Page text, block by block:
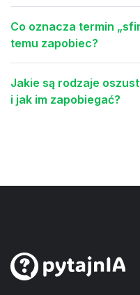
Co oznacza termin
temu zapobiec?
Jakie są rodzaje
i jak im zapobiegać?